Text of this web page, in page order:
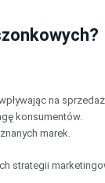
na
konsumentów.
marek.
strategii